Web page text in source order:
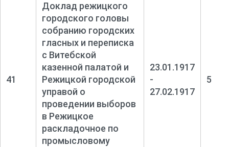
41
Доклад режицкого
городского головы
собранию городских
гласных и переписка
с Витебской
казенной палатой и
Режицкой городской
управой о
проведении выборов
в Режицкое
раскладочное по
промысловому
23.01.1917
-
27.02.1917
5